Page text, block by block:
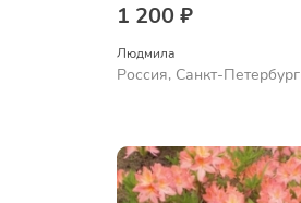
1 200 ₽
Людмила
Россия, Санкт-Петербург